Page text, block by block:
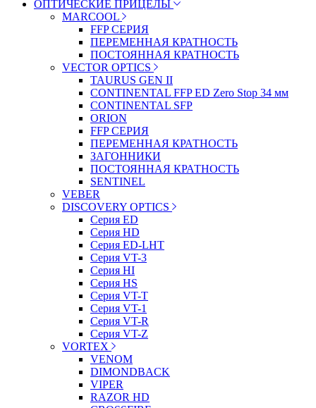
ОПТИЧЕСКИЕ ПРИЦЕЛЫ
MARCOOL
FFP СЕРИЯ
ПЕРЕМЕННАЯ КРАТНОСТЬ
ПОСТОЯННАЯ КРАТНОСТЬ
VECTOR OPTICS
TAURUS GEN II
CONTINENTAL FFP ED Zero Stop 34 мм
CONTINENTAL SFP
ORION
FFP СЕРИЯ
ПЕРЕМЕННАЯ КРАТНОСТЬ
ЗАГОННИКИ
ПОСТОЯННАЯ КРАТНОСТЬ
SENTINEL
VEBER
DISCOVERY OPTICS
Серия ED
Серия HD
Серия ED-LHT
Серия VT-3
Серия HI
Серия HS
Серия VT-T
Серия VT-1
Серия VT-R
Серия VT-Z
VORTEX
VENOM
DIMONDBACK
VIPER
RAZOR HD